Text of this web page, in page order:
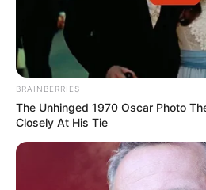
BRAINBERRIES
The Unhinged 1970 Oscar Photo
Closely At His Tie